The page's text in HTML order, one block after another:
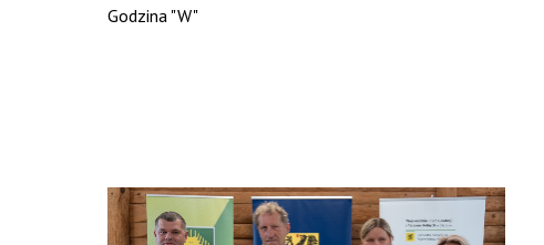
Godzina "W"